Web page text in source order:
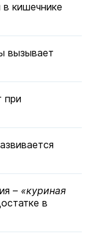
в кишечнике
вызывает
при
– «куриная
в